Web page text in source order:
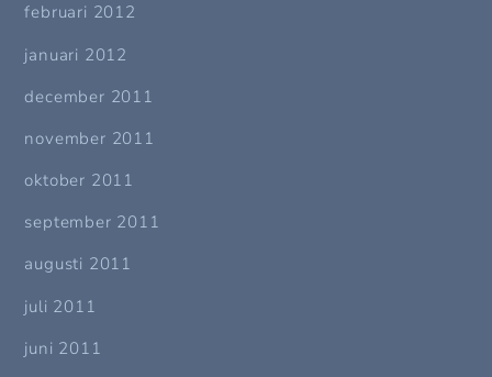
februari 2012
januari 2012
december 2011
november 2011
oktober 2011
september 2011
augusti 2011
juli 2011
juni 2011